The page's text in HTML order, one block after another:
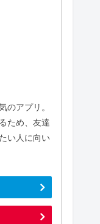
のアプリ。
ため、友達
い人に向い